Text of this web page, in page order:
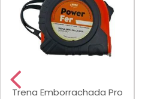
Trena Emborrachada Pro